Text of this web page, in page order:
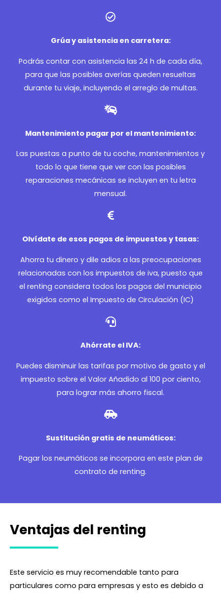
Grúa y asistencia en carretera:
Podrás contar con asistencia las 24 h de cada día,
para que las posibles averías queden resueltas
durante tu viaje, incluyendo el arreglo de multas.
Mantenimiento pagar por el mantenimiento:
Las puestas a punto de tu coche, mantenimientos y
todo lo que tiene que ver con las posibles
reparaciones mecánicas se incluyen en tu letra
mensual.
Olvídate de esos pagos de impuestos y tasas:
Ahorra tu dinero y dile adios a las preocupaciones
relacionadas con los impuestos de iva, puesto que
el renting considera todos los pagos del municipio
exigidos como el Impuesto de Circulación (IC)
Ahórrate el IVA:
Puedes disminuir las tarifas por motivo de gasto y el
impuesto sobre el Valor Añadido al 100 por ciento,
para lograr más ahorro fiscal.
Sustitución gratis de neumáticos:
Pagar los neumáticos se incorpora en este plan de
contrato de renting.
Ventajas del renting
Este servicio es muy recomendable tanto para
particulares como para empresas y esto es debido a